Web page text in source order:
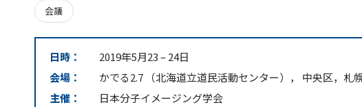
会議
日時： 2019年5月23–24日
会場：
かでる2.7 （北海道立道民活動センター）， 中央区，札
主催：
日本分子イメージング学会